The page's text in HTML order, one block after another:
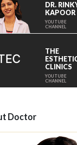
DR.
KAPOOR
YOUTUBE
CHANNEL
THE
CLINICS
YOUTUBE
CHANNEL
Doctor